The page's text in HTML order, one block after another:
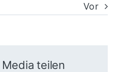
Vor
teilen